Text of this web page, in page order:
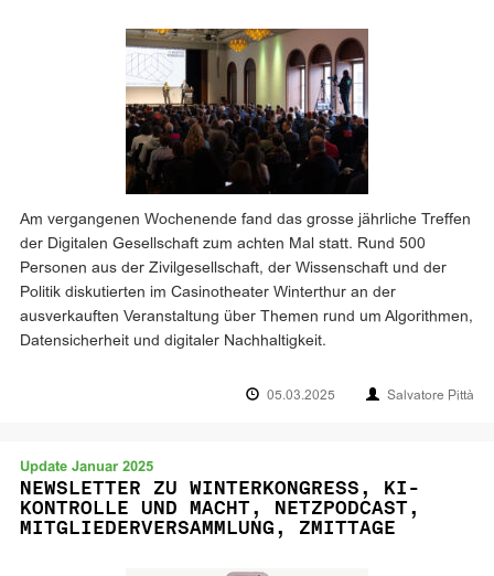
Am vergangenen Wochenende fand das grosse jährliche Treffen
der Digitalen Gesellschaft zum achten Mal statt. Rund 500
Personen aus der Zivilgesellschaft, der Wissenschaft und der
Politik diskutierten im Casinotheater Winterthur an der
ausverkauften Veranstaltung über Themen rund um Algorithmen,
Datensicherheit und digitaler Nachhaltigkeit.
05.03.2025 Salvatore Pittà
Update Januar 2025
NEWSLETTER ZU WINTERKONGRESS, KI-
KONTROLLE UND MACHT, NETZPODCAST,
MITGLIEDERVERSAMMLUNG, ZMITTAGE